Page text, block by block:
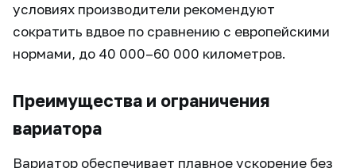
условиях производители рекомендуют
сократить вдвое по сравнению с европейскими
нормами, до 40 000–60 000 километров.
Преимущества и ограничения
вариатора
Вариатор обеспечивает плавное ускорение без